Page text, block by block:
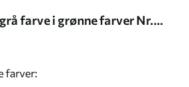
farve i grønne farver Nr.
farver: